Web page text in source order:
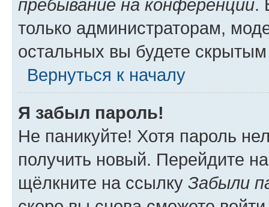
пребывание на конференции.
только администраторам,
остальных вы будете
Вернуться к началу
Я забыл пароль!
Не паникуйте! Хотя пароль
получить новый. Перейдите
щёлкните на ссылку Забыли